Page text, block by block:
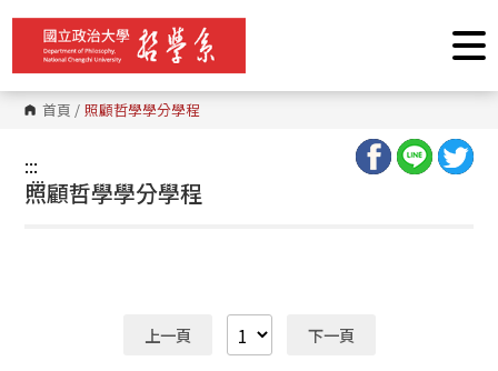
跳
要
內
容
區 首頁 / 照顧哲學學分學程
:::
:::
照顧哲學學分學程
上一頁 下一頁